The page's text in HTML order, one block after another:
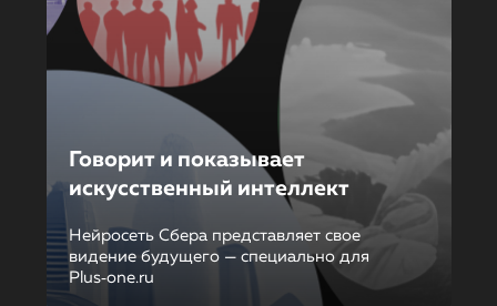
Говорит и показывает
искусственный интеллект
Нейросеть Сбера представляет свое
видение будущего — специально для
Plus‑one.ru